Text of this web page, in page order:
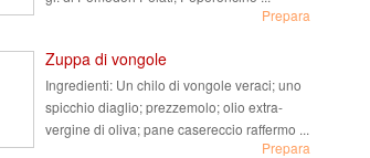
Prepara
Zuppa di vongole
Ingredienti: Un chilo di vongole veraci; uno
spicchio diaglio; prezzemolo; olio extra-
vergine di oliva; pane casereccio raffermo ...
Prepara